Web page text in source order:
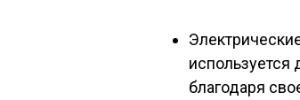
используется
благодаря